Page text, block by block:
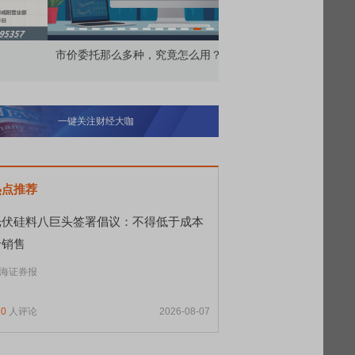
委托那么多种，究竟怎么用？
一键关注财经大咖
推荐
硅料八巨头签署倡议：不得低于成本
售
证券报
人评论 2026-08-07